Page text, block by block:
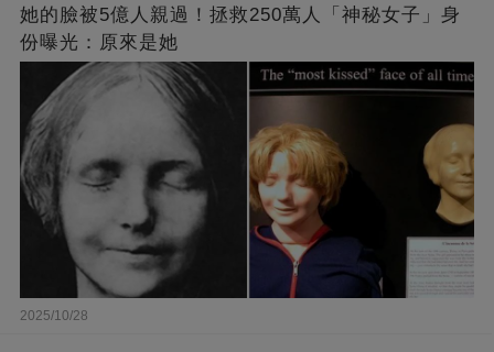
她的臉被5億人親過！拯救250萬人「神秘女子」身
份曝光：原來是她
2025/10/28